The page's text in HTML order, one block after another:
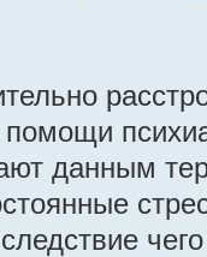
данным